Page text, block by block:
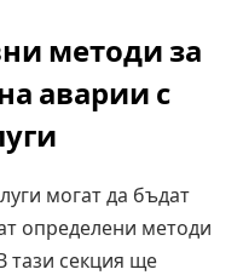
методи за
аварии с
могат да бъдат
определени методи
тази секция ще